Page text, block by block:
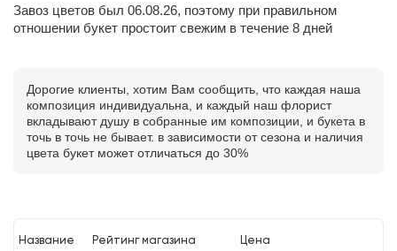
Завоз цветов был 06.08.26, поэтому при правильном
отношении букет простоит свежим в течение 8 дней
Дорогие клиенты, хотим Вам сообщить, что каждая наша
композиция индивидуальна, и каждый наш флорист
вкладывают душу в собранные им композиции, и букета в
точь в точь не бывает. в зависимости от сезона и наличия
цвета букет может отличаться до 30%
Название Рейтинг магазина Цена